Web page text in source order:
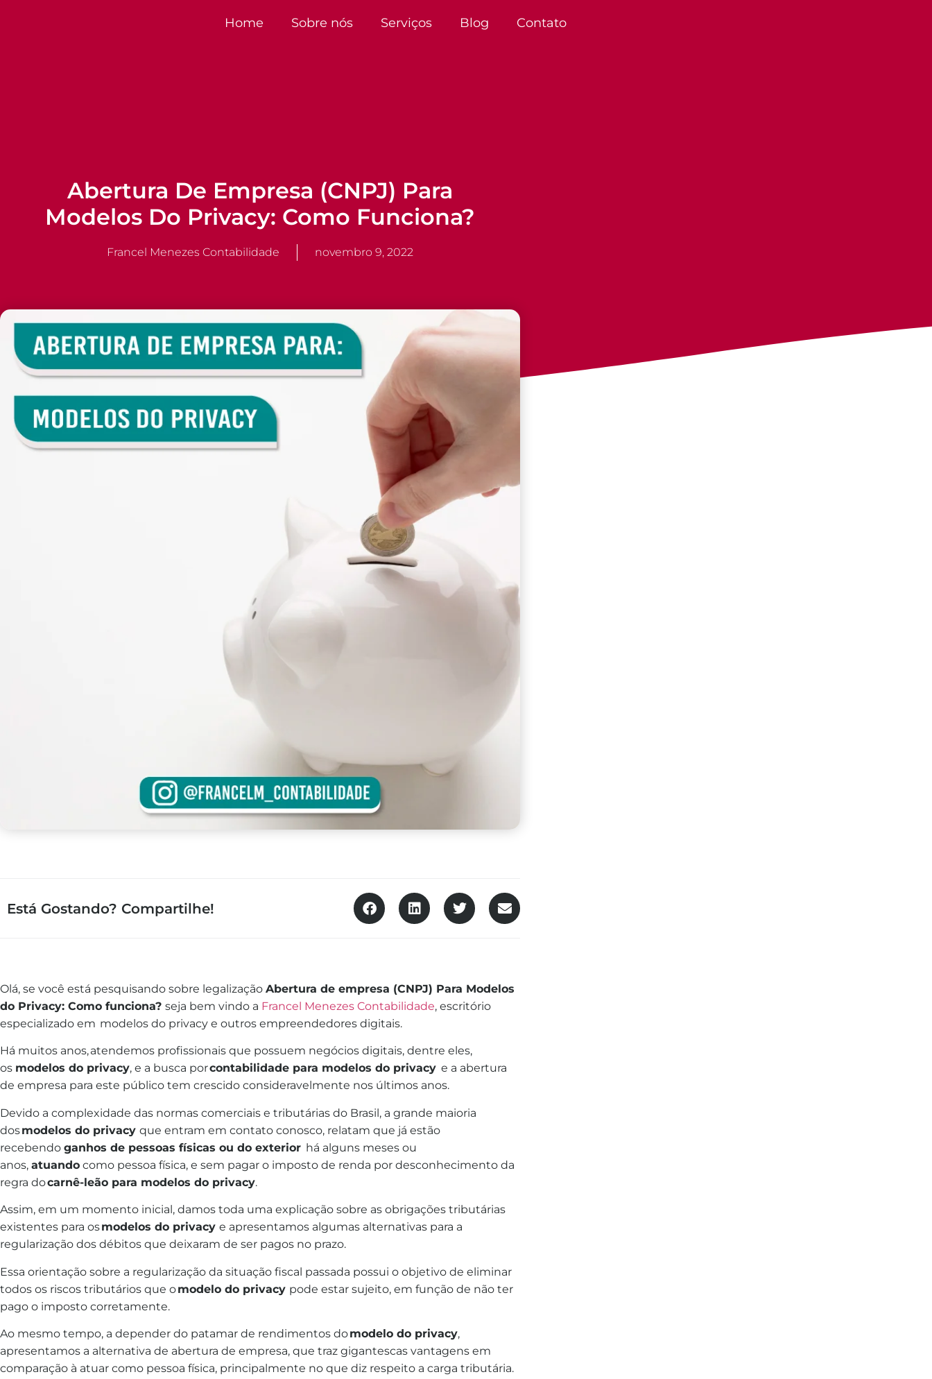
Home Sobre nós Serviços Blog Contato
Abertura De Empresa (CNPJ) Para
Modelos Do Privacy: Como Funciona?
Francel Menezes Contabilidade novembro 9, 2022
Está Gostando? Compartilhe!
Olá, se você está pesquisando sobre legalização Abertura de empresa (CNPJ) Para Modelos
do Privacy: Como funciona? seja bem vindo a Francel Menezes Contabilidade, escritório
especializado em modelos do privacy e outros empreendedores digitais.
Há muitos anos, atendemos profissionais que possuem negócios digitais, dentre eles,
os modelos do privacy, e a busca porcontabilidade para modelos do privacy e a abertura
de empresa para este público tem crescido consideravelmente nos últimos anos.
Devido a complexidade das normas comerciais e tributárias do Brasil, a grande maioria
dosmodelos do privacy que entram em contato conosco, relatam que já estão
recebendo ganhos de pessoas físicas ou do exterior há alguns meses ou
anos, atuando como pessoa física, e sem pagar o imposto de renda por desconhecimento da
regra docarnê-leão para modelos do privacy.
Assim, em um momento inicial, damos toda uma explicação sobre as obrigações tributárias
existentes para osmodelos do privacy e apresentamos algumas alternativas para a
regularização dos débitos que deixaram de ser pagos no prazo.
Essa orientação sobre a regularização da situação fiscal passada possui o objetivo de eliminar
todos os riscos tributários que omodelo do privacy pode estar sujeito, em função de não ter
pago o imposto corretamente.
Ao mesmo tempo, a depender do patamar de rendimentos domodelo do privacy,
apresentamos a alternativa de abertura de empresa, que traz gigantescas vantagens em
comparação à atuar como pessoa física, principalmente no que diz respeito a carga tributária.